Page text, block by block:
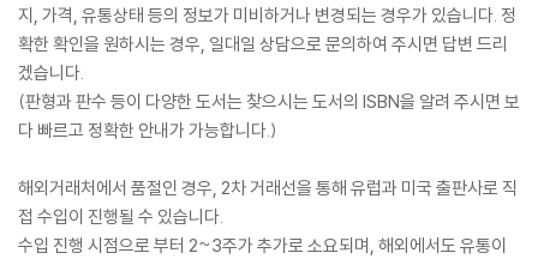
지, 가격, 유통상태 등의 정보가 미비하거나 변경되는 경우가 있습니다. 정
확한 확인을 원하시는 경우, 일대일 상담으로 문의하여 주시면 답변 드리
겠습니다.
(판형과 판수 등이 다양한 도서는 찾으시는 도서의 ISBN을 알려 주시면 보
다 빠르고 정확한 안내가 가능합니다.)
해외거래처에서 품절인 경우, 2차 거래선을 통해 유럽과 미국 출판사로 직
접 수입이 진행될 수 있습니다.
수입 진행 시점으로 부터 2~3주가 추가로 소요되며, 해외에서도 유통이